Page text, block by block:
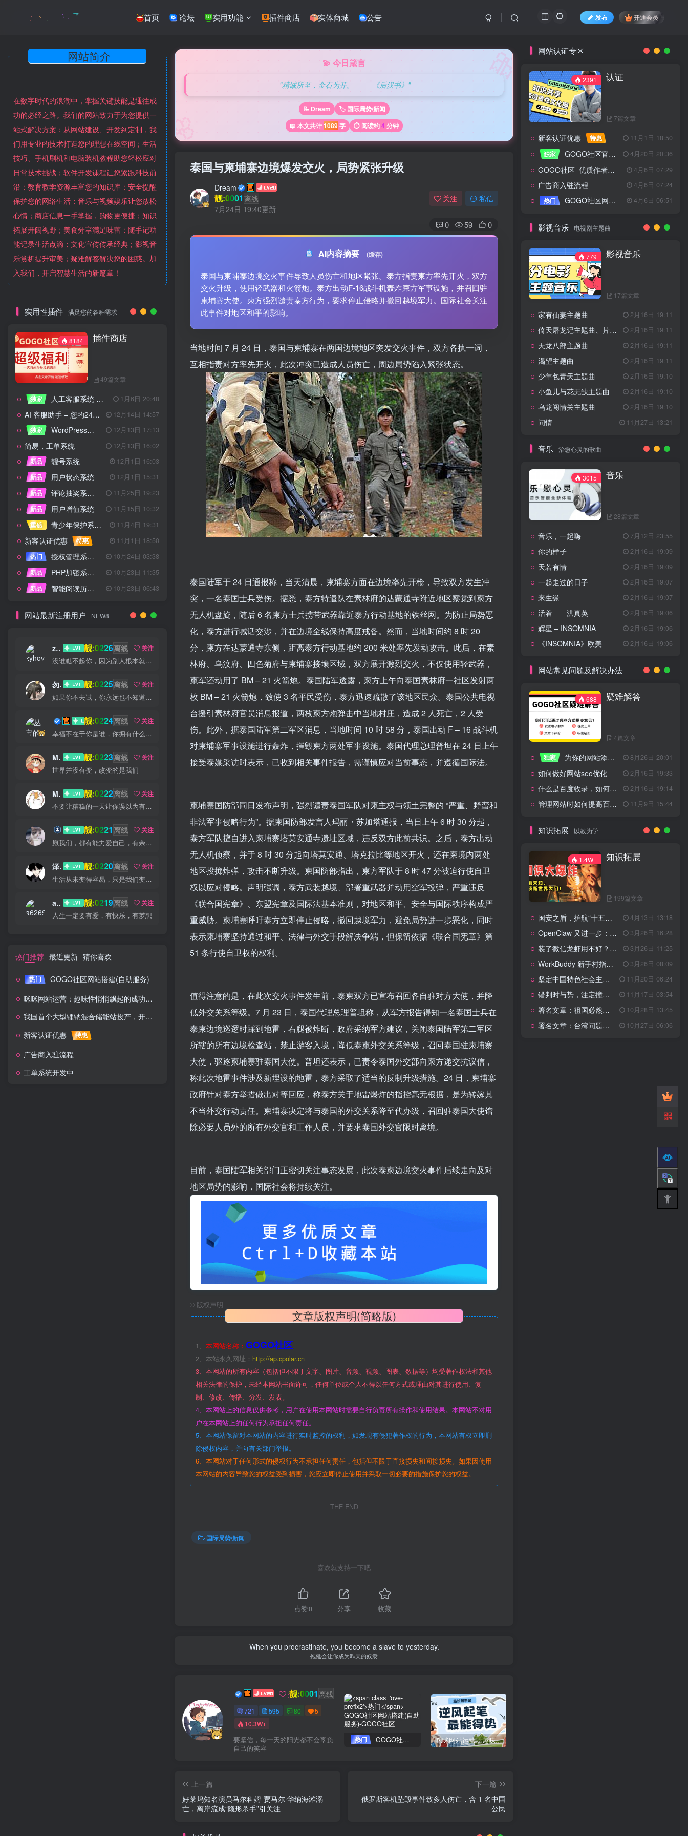
首页 论坛 实用功能 插件商店 实体商城 公告 发布 开通会员
在数字时代的浪潮中，掌握关键技能是通往成
功的必经之路。我们的网站致力于为您提供一
站式解决方案：从网站建设、开发到定制，我
们用专业的技术打造您的理想在线空间；生活
技巧、手机刷机和电脑装机教程助您轻松应对
日常技术挑战；软件开发课程让您紧跟科技前
沿；教育教学资源丰富您的知识库；安全提醒
保护您的网络生活；音乐与视频娱乐让您放松
心情；商店信息一手掌握，购物更便捷；知识
拓展开阔视野；美食分享满足味蕾；随手记功
能记录生活点滴；文化宣传传承经典；影视音
乐赏析提升审美；疑难解答解决您的困惑。加
入我们，开启智慧生活的新篇章！
实用性插件 满足您的各种需求
8184 插件商店
49篇文章
独家 人工客服系统 技术开发文档 1月6日 20:48
AI 客服助手 – 您的24/7智能客服专家
12月14日 14:57
独家
WordPress设备管理器插件 – 专业版 12月13日 17:13
简易，工单系统
12月13日 16:02
新品
靓号系统
12月1日 16:03
新品
用户状态系统
12月1日 15:31
新品
评论抽奖系统 – 完整功能详解
11月25日 19:23
新品
用户增值系统
11月15日 10:32
重磅
青少年保护系统 专为子比主题开发 11月4日 19:31
新客认证优惠 特惠
11月1日 18:50
热门
授权管理系统子比主题专版
10月24日 03:38
新品
PHP加密系统专业版
10月23日 11:35
新品
智能阅读历史系统 10月23日 06:43
网站最新注册用户 NEW8
zyhove 靓:0226离线
关注
没谁瞧不起你，因为别人根本就没瞧你，大家都很忙的
勿听 靓:0225离线
关注
如果你不去试，你永远也不知道结果，所以去试试吧
丛宝 靓:0224离线
关注
幸福不在于你是谁，你拥有什么，而仅仅在于你自己怎么看待
MS-康娃 靓:0223离线
关注
世界并没有变，改变的是我们
Miss 先生 靓:0222离线
关注
不要让糟糕的一天让你误以为有个糟糕的人生
猫小白 靓:0221 离线
关注
愿我们，都有能力爱自己，有余力爱别人
泽宇 靓:0220离线
关注
生活从未变得容易，只是我们变得更加坚强
a626911 靓:0219离线
关注
人生一定要有爱，有快乐，有梦想
热门推荐 最近更新 猜你喜欢
热门
GOGO社区网站搭建(自助服务)
咪咪网站运营：趣味性悄悄飘起的成功风头
我国首个大型锂钠混合储能站投产，开启储能新时代
新客认证优惠
特惠
广告商入驻流程
工单系统开发中
🎀
🌸
💫 今日箴言
"精诚所至，金石为开。 —— 《后汉书》"
📝 Dream
🏷️ 国际局势/新闻
📖 本文共计1089字 ⏱️ 阅读约4 分钟
泰国与柬埔寨边境爆发交火，局势紧张升级
Dream
靓:0001 离线
7月24日 19:40更新
关注 私信
0 59 0
AI内容摘要 (缓存)
泰国与柬埔寨边境交火事件导致人员伤亡和地区紧张。泰方指责柬方率先开火，双方
交火升级，使用轻武器和火箭炮。泰方出动F-16战斗机轰炸柬方军事设施，并召回驻
柬埔寨大使。柬方强烈谴责泰方行为，要求停止侵略并撤回越境军力。国际社会关注
此事件对地区和平的影响。
当地时间 7 月 24 日，泰国与柬埔寨在两国边境地区突发交火事件，双方各执一词，
互相指责对方率先开火，此次冲突已造成人员伤亡，周边局势陷入紧张状态。
泰国陆军于 24 日通报称，当天清晨，柬埔寨方面在边境率先开枪，导致双方发生冲
突，一名泰国士兵受伤。据悉，泰方特遣队在素林府的达蒙通寺附近地区察觉到柬方
无人机盘旋，随后 6 名柬方士兵携带武器靠近泰方行动基地的铁丝网。为防止局势恶
化，泰方进行喊话交涉，并在边境全线保持高度戒备。然而，当地时间约 8 时 20
分，柬方在达蒙通寺东侧，距离泰方行动基地约 200 米处率先发动攻击。此后，在素
林府、乌汶府、四色菊府与柬埔寨接壤区域，双方展开激烈交火，不仅使用轻武器，
柬军还动用了 BM – 21 火箭炮。泰国陆军透露，柬方上午向泰国素林府一社区发射两
枚 BM – 21 火箭炮，致使 3 名平民受伤，泰方迅速疏散了该地区民众。泰国公共电视
台援引素林府官员消息报道，两枚柬方炮弹击中当地村庄，造成 2 人死亡，2 人受
伤。此外，据泰国陆军第二军区消息，当地时间 10 时 58 分，泰国出动 F – 16 战斗机
对柬埔寨军事设施进行轰炸，摧毁柬方两处军事设施。泰国代理总理普坦在 24 日上午
接受泰媒采访时表示，已收到相关事件报告，需谨慎应对当前事态，并遵循国际法。
柬埔寨国防部同日发布声明，强烈谴责泰国军队对柬主权与领土完整的 “严重、野蛮和
非法军事侵略行为”。据柬国防部发言人玛丽・苏加塔通报，当日上午 6 时 30 分起，
泰方军队擅自进入柬埔寨塔莫安通寺遗址区域，违反双方此前共识。之后，泰方出动
无人机侦察，并于 8 时 30 分起向塔莫安通、塔克拉比等地区开火，还在柬境内两处
地区投掷炸弹，攻击不断升级。柬国防部指出，柬方军队于 8 时 47 分被迫行使自卫
权以应对侵略。声明强调，泰方武装越境、部署重武器并动用空军投弹，严重违反
《联合国宪章》、东盟宪章及国际法基本准则，对地区和平、安全与国际秩序构成严
重威胁。柬埔寨呼吁泰方立即停止侵略，撤回越境军力，避免局势进一步恶化，同时
表示柬埔寨坚持通过和平、法律与外交手段解决争端，但保留依据《联合国宪章》第
51 条行使自卫权的权利。
值得注意的是，在此次交火事件发生前，泰柬双方已宣布召回各自驻对方大使，并降
低外交关系等级。7 月 23 日，泰国代理总理普坦称，从军方报告得知一名泰国士兵在
泰柬边境巡逻时踩到地雷，右腿被炸断，政府采纳军方建议，关闭泰国陆军第二军区
所辖的所有边境检查站，禁止游客入境，降低泰柬外交关系等级，召回泰国驻柬埔寨
大使，驱逐柬埔寨驻泰国大使。普坦还表示，已责令泰国外交部向柬方递交抗议信，
称此次地雷事件涉及新埋设的地雷，泰方采取了适当的反制升级措施。24 日，柬埔寨
政府针对泰方举措做出对等回应，称泰方关于地雷爆炸的指控毫无根据，是为转嫁其
不当外交行动责任。柬埔寨决定将与泰国的外交关系降至代办级，召回驻泰国大使馆
除必要人员外的所有外交官和工作人员，并要求泰国外交官限时离境。
目前，泰国陆军相关部门正密切关注事态发展，此次泰柬边境交火事件后续走向及对
地区局势的影响，国际社会将持续关注。
© 版权声明
文章版权声明(简略版)
1、 本网站名称： GOGO社区
2、本站永久网址： http://ap.cpolar.cn
3、本网站的所有内容（包括但不限于文字、图片、音频、视频、图表、数据等）均受著作权法和其他
相关法律的保护，未经本网站书面许可，任何单位或个人不得以任何方式或理由对其进行使用、复
制、修改、传播、分发、发表。
4、本网站上的信息仅供参考，用户在使用本网站时需要自行负责所有操作和使用结果。本网站不对用
户在本网站上的任何行为承担任何责任。
5、本网站保留对本网站的内容进行实时监控的权利，如发现有侵犯著作权的行为，本网站有权立即删
除侵权内容，并向有关部门举报。
6、本网站对于任何形式的侵权行为不承担任何责任，包括但不限于直接损失和间接损失。如果因使用
本网站的内容导致您的权益受到损害，您应立即停止使用并采取一切必要的措施保护您的权益。
THE END
国际局势/新闻
喜欢就支持一下吧
点赞0 分享 收藏
When you procrastinate, you become a slave to yesterday.
拖延会让你成为昨天的奴隶
Dream 关注
靓:0001 离线
721 595 80
5
10.3W+
要坚信，每一天的阳光都不会辜负
自己的笑容
热门 GOGO社区网站搭建(自助服务) 咪咪网站运营：趣味性悄悄飘起的成功风头
上一篇
好莱坞知名演员马尔科姆-贾马尔·华纳海滩溺
亡，离岸流成“隐形杀手”引关注
下一篇
俄罗斯客机坠毁事件致多人伤亡，含 1 名中国
公民
网站认证专区
2391 认证
7篇文章
新客认证优惠 特惠
11月1日 18:50
独家
GOGO社区官方成员认证 4月20日 20:36
GOGO社区–优质作者认证 4月6日 07:29
广告商入驻流程
4月6日 07:24
热门
GOGO社区网站搭建(自助服务) 4月6日 06:51
影视音乐 电视剧主题曲
779 影视音乐
17篇文章
家有仙妻主题曲 2月16日 19:11
倚天屠龙记主题曲、片头曲 2月16日 19:11
天龙八部主题曲 2月16日 19:11
渴望主题曲 2月16日 19:11
少年包青天主题曲 2月16日 19:10
小鱼儿与花无缺主题曲 2月16日 19:10
乌龙闯情关主题曲 2月16日 19:10
问情 11月27日 13:21
音乐 治愈心灵的歌曲
3015 音乐
28篇文章
音乐，一起嗨 7月12日 23:55
你的样子 2月16日 19:09
天若有情 2月16日 19:09
一起走过的日子 2月16日 19:07
来生缘 2月16日 19:07
活着——洪真英 2月16日 19:06
辉星 – INSOMNIA 2月16日 19:06
《INSOMNIA》欧美 2月16日 19:06
网站常见问题及解决办法
688 疑难解答
4篇文章
独家 为你的网站添加百度登录 8月26日 20:01
如何做好网站seo优化 2月16日 19:33
什么是百度收录，如何提高收录量？ 2月16日 19:14
管理网站时如何提高百度权重？ 11月9日 15:44
知识拓展 以教为学
1.4W+ 知识拓展
199篇文章
国安之盾，护航“十五五”新征程 4月13日 13:18
OpenClaw 又进一步：微信直连+安全检测+版本切换 3月26日 16:28
装了微信龙虾用不好？3步让你轻松指挥AI干活！ 3月26日 11:25
WorkBuddy 新手村指南：10 个核心技巧帮你解锁满级虾🦞！ 3月26日 08:09
坚定中国特色社会主义法治的政治定力 11月20日 06:24
错判时与势，注定撞南墙 11月17日 03:54
署名文章：祖国必然统一势不可挡 10月28日 13:45
署名文章：台湾问题的由来和性质 10月27日 06:06
新客认证优惠 特惠
11月1日 18:50
独家
GOGO社区官方成员认证
GOGO社区–优质作者认证
广告商入驻流程
4月6日 07:24
热门
GOGO社区网站搭建(自助服务) 4月6日 06:51
电视剧主题曲
影视音乐
17篇文章
家有仙妻主题曲 2月16日 19:11
倚天屠龙记主题曲、片头曲 2月16日 19:11
渴望主题曲
少年包青天主题曲
小鱼儿与花无缺主题曲
乌龙闯情关主题曲 2月16日 19:10
问情 11月27日 13:21
治愈心灵的歌曲
28篇文章
音乐，一起嗨 7月12日 23:55
你的样子 2月16日 19:09
一起走过的日子 2月16日 19:07
来生缘
活着——洪真英
辉星 – INSOMNIA 2月16日 19:06
《INSOMNIA》欧美 2月16日 19:06
疑难解答
4篇文章
独家 为你的网站添加百度登录
如何做好网站seo优化
什么是百度收录，如何提高收录量？ 2月16日 19:14
管理网站时如何提高百度权重？ 11月9日 15:44
以教为学
知识拓展
199篇文章
国安之盾，护航“十五五”新征程 4月13日 13:18
11月20日 06:24